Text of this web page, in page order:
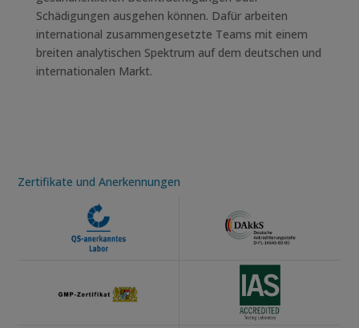
Schädigungen ausgehen können. Dafür arbeiten
international zusammengesetzte Teams mit einem
breiten analytischen Spektrum auf dem deutschen und
internationalen Markt.
Zertifikate und Anerkennungen